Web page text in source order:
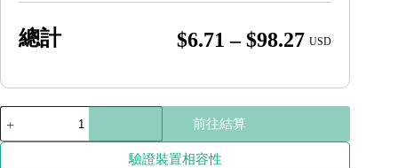
總計 $6.71 – $98.27Price
$6.71
through
$98.27
USD
菲
律
賓
前往結算
驗證裝置相容性